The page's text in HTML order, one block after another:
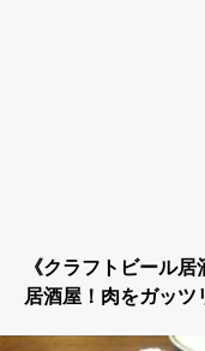
《クラフトビール
居酒屋！肉をガッツ